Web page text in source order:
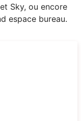
Sky, ou encore
espace bureau.